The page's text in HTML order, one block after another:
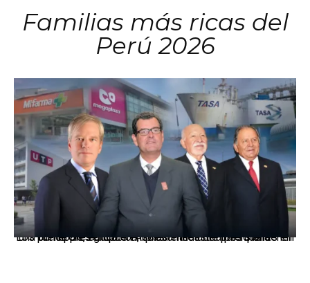
Familias más ricas del
Perú 2026
Los principales grupos empresariales del país mantienen una fuerte presencia en Áncash mediante inversiones en comercio, educación, salud e industria pesquera.